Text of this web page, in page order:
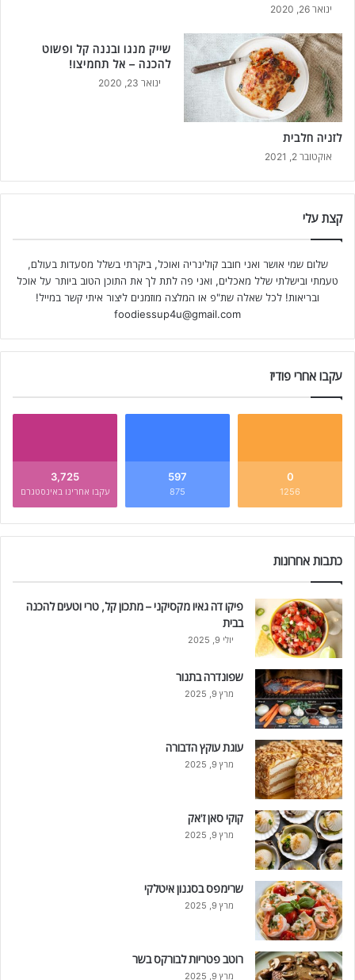
ינואר 26, 2020
לזניה חלבית
אוקטובר 2, 2021
שייק מנגו ובננה קל ופשוט
להכנה – אל תחמיצו!
ינואר 23, 2020
קצת עלי
שלום שמי אושר ואני חובב קולינריה ואוכל, ביקרתי בשלל מסעדות בעולם,
טעמתי ובישלתי שלל מאכלים, ואני פה לתת לך את התוכן הטוב ביותר על אוכל
ובריאות! לכל שאלה שת"פ או המלצה מוזמנים ליצור איתי קשר במייל!
foodiessup4u@gmail.com
עקבו אחרי פודיז
0
1256
597
875
3,725
עקבו אחרינו באינסטגרם
כתבות אחרונות
פיקו דה גאיו מקסיקני – מתכון קל, טרי וטעים להכנה
בבית
יולי 9, 2025
שפונדרה בתנור
מרץ 9, 2025
עוגת עוקץ הדבורה
מרץ 9, 2025
קוקי סאן ז'אק
מרץ 9, 2025
שרימפס בסגנון איטלקי
מרץ 9, 2025
רוטב פטריות לבורקס בשר
מרץ 9, 2025